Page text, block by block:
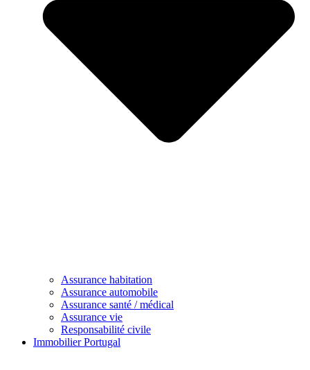
Assurance habitation
Assurance automobile
Assurance santé / médical
Assurance vie
Responsabilité civile
Immobilier Portugal